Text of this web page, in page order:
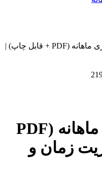
جدول برنامه ریزی ماهانه (PDF + قابل چاپ) |
جدول برنامه ریزی ماهانه (PDF
زمان و